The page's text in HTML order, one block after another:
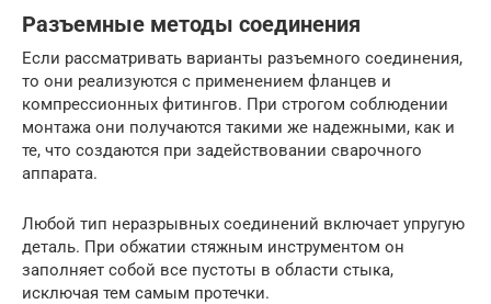
Разъемные методы соединения
Если рассматривать варианты разъемного соединения,
то они реализуются с применением фланцев и
компрессионных фитингов. При строгом соблюдении
монтажа они получаются такими же надежными, как и
те, что создаются при задействовании сварочного
аппарата.
Любой тип неразрывных соединений включает упругую
деталь. При обжатии стяжным инструментом он
заполняет собой все пустоты в области стыка,
исключая тем самым протечки.